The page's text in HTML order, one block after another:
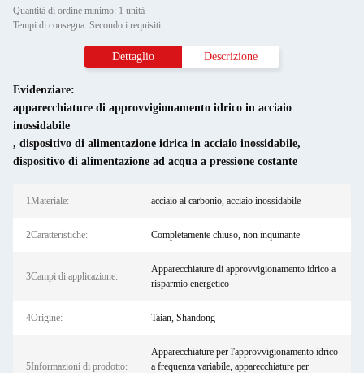
Quantità di ordine minimo: 1 unità
Tempi di consegna: Secondo i requisiti
Dettaglio Descrizione
Evidenziare:
apparecchiature di approvvigionamento idrico in acciaio
inossidabile
, dispositivo di alimentazione idrica in acciaio inossidabile,
dispositivo di alimentazione ad acqua a pressione costante
1Materiale: acciaio al carbonio, acciaio inossidabile
2Caratteristiche: Completamente chiuso, non inquinante
3Campi di applicazione:
Apparecchiature di approvvigionamento idrico a
risparmio energetico
4Origine: Taian, Shandong
5Informazioni di prodotto:
Apparecchiature per l'approvvigionamento idrico
a frequenza variabile, apparecchiature per